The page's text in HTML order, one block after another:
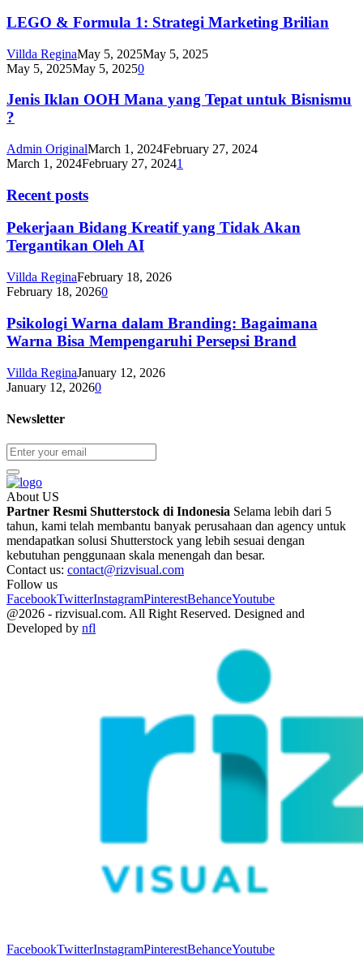
LEGO & Formula 1: Strategi Marketing Brilian
Villda ReginaMay 5, 2025May 5, 2025
May 5, 2025May 5, 20250
Jenis Iklan OOH Mana yang Tepat untuk Bisnismu
?
Admin OriginalMarch 1, 2024February 27, 2024
March 1, 2024February 27, 20241
Recent posts
Pekerjaan Bidang Kreatif yang Tidak Akan
Tergantikan Oleh AI
Villda ReginaFebruary 18, 2026
February 18, 20260
Psikologi Warna dalam Branding: Bagaimana
Warna Bisa Mempengaruhi Persepsi Brand
Villda ReginaJanuary 12, 2026
January 12, 20260
Newsletter
About US
Partner Resmi Shutterstock di Indonesia Selama lebih dari 5
tahun, kami telah membantu banyak perusahaan dan agency untuk
mendapatkan solusi Shutterstock yang lebih sesuai dengan
kebutuhan penggunaan skala menengah dan besar.
Contact us: contact@rizvisual.com
Follow us
FacebookTwitterInstagramPinterestBehanceYoutube
@2026 - rizvisual.com. All Right Reserved. Designed and
Developed by nfl
FacebookTwitterInstagramPinterestBehanceYoutube